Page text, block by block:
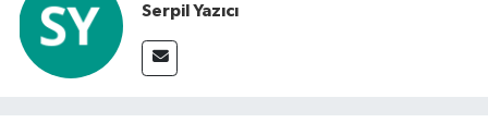
Serpil Yazıcı